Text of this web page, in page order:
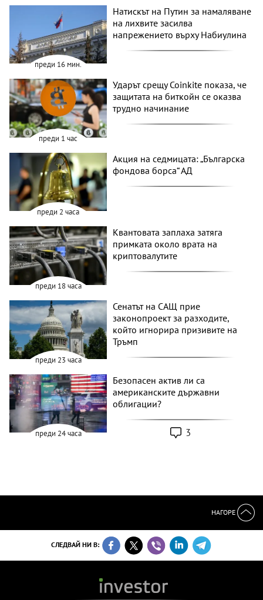
преди 16 мин.
Натискът на Путин за намаляване
на лихвите засилва
напрежението върху Набиулина
преди 1 час
Ударът срещу Coinkite показа, че
защитата на биткойн се оказва
трудно начинание
преди 2 часа
Акция на седмицата: „Българска
фондова борса“ АД
преди 18 часа
Квантовата заплаха затяга
примката около врата на
криптовалутите
преди 23 часа
Сенатът на САЩ прие
законопроект за разходите,
който игнорира призивите на
Тръмп
преди 24 часа
Безопасен актив ли са
американските държавни
облигации?
3
НАГОРЕ
СЛЕДВАЙ НИ В: